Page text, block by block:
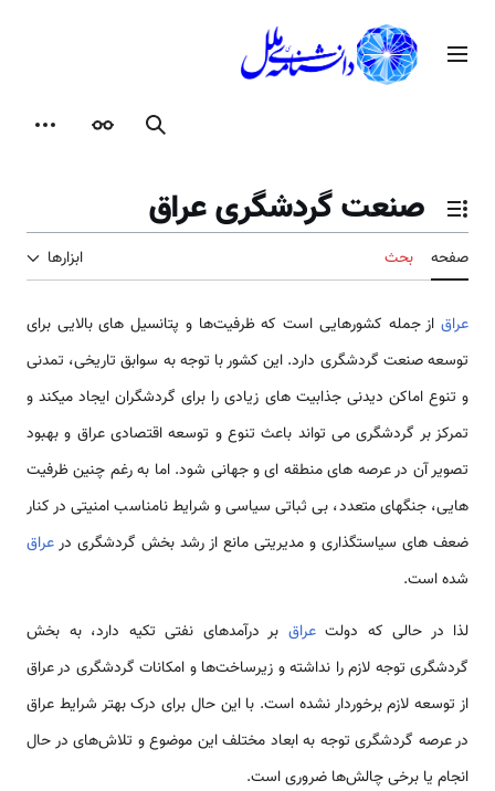
محتوامنوی اصلی
جستجوظاهر
تغییر وضعیت فهرست محتویات
صنعت گردشگری عراق
صفحه بحث ابزارها
عراق از جمله کشورهایی است که ظرفیت‌ها و پتانسیل­ های بالایی برای
توسعه صنعت گردشگری دارد. این کشور با توجه به سوابق تاریخی، تمدنی
و تنوع اماکن دیدنی جذابیت های زیادی را برای گردشگران ایجاد می­کند و
تمرکز بر گردشگری می ­تواند باعث تنوع و توسعه اقتصادی عراق و بهبود
تصویر آن در عرصه ­های منطقه ­ای و جهانی شود. اما به رغم چنین ظرفیت
هایی، جنگهای متعدد، بی­ ثباتی سیاسی و شرایط نامناسب امنیتی در کنار
ضعف های سیاستگذاری و مدیریتی مانع از رشد بخش گردشگری درعراق
شده است.
لذا در حالی که دولتعراق بر درآمدهای نفتی تکیه دارد، به بخش
گردشگری توجه لازم را نداشته و زیرساخت‌ها و امکانات گردشگری در عراق
از توسعه لازم برخوردار نشده است. با این حال برای درک بهتر شرایط عراق
در عرصه گردشگری توجه به ابعاد مختلف این موضوع و تلاش‌های در حال
انجام یا برخی چالش‌ها ضروری است.